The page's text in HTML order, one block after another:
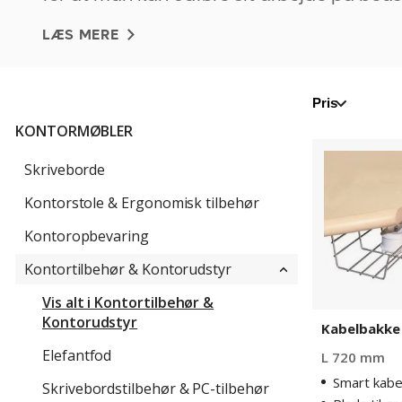
LÆS MERE
KONTORMØBLER
Skriveborde
Kontorstole & Ergonomisk tilbehør
Kontoropbevaring
Kontortilbehør & Kontorudstyr
Vis alt i Kontortilbehør &
Kontorudstyr
Elefantfod
Skrivebordstilbehør & PC-tilbehør
Pris
Kabelbakke
Kabelbakke
L 720 mm
Smart